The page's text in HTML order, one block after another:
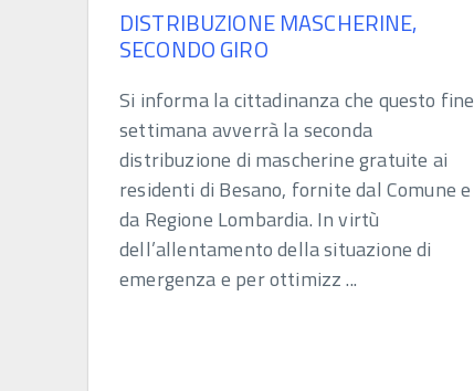
DISTRIBUZIONE MASCHERINE,
SECONDO GIRO
Si informa la cittadinanza che questo fine
settimana avverrà la seconda
distribuzione di mascherine gratuite ai
residenti di Besano, fornite dal Comune e
da Regione Lombardia. In virtù
dell’allentamento della situazione di
emergenza e per ottimizz ...